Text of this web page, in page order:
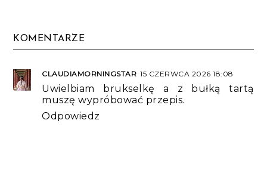
KOMENTARZE
CLAUDIAMORNINGSTAR 15 CZERWCA 2026 18:08
Uwielbiam brukselkę a z bułką tartą
muszę wypróbować przepis.
Odpowiedz